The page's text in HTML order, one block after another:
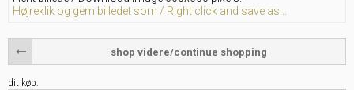
Højreklik og gem billedet som / Right click and save as...
shop videre/continue shopping
dit køb: